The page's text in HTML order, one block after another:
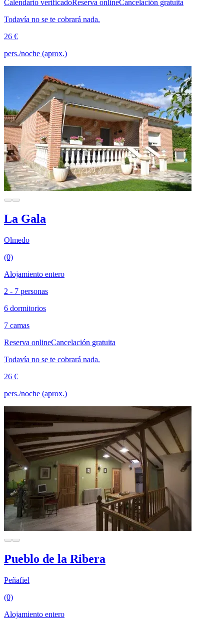
Calendario verificadoReserva onlineCancelación gratuita
Todavía no se te cobrará nada.
26 €
pers./noche (aprox.)
La Gala
Olmedo
(0)
Alojamiento entero
2 - 7 personas
6 dormitorios
7 camas
Reserva onlineCancelación gratuita
Todavía no se te cobrará nada.
26 €
pers./noche (aprox.)
Pueblo de la Ribera
Peñafiel
(0)
Alojamiento entero